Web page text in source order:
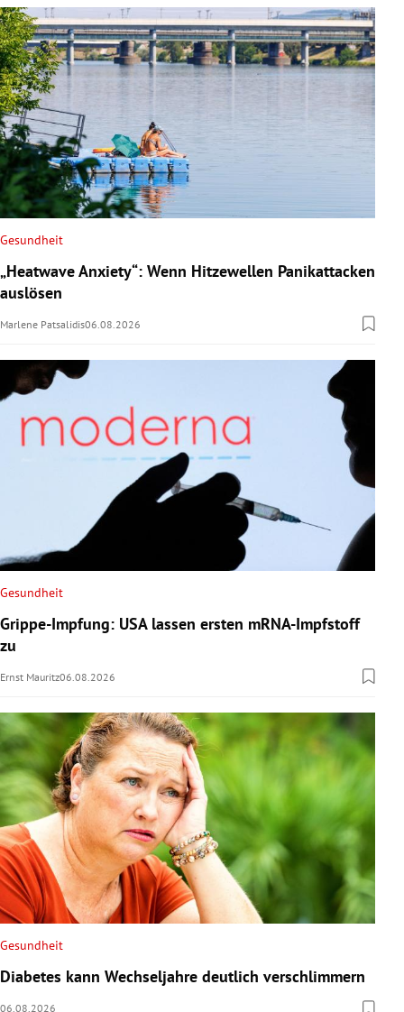
Gesundheit
„Heatwave Anxiety“: Wenn Hitzewellen Panikattacken
auslösen
Marlene Patsalidis06.08.2026
Gesundheit
Grippe-Impfung: USA lassen ersten mRNA-Impfstoff
zu
Ernst Mauritz06.08.2026
Gesundheit
Diabetes kann Wechseljahre deutlich verschlimmern
06.08.2026